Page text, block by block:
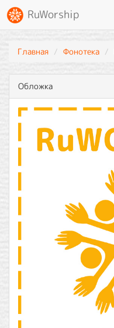
RuWorship
Главная Фонотека
Обложка